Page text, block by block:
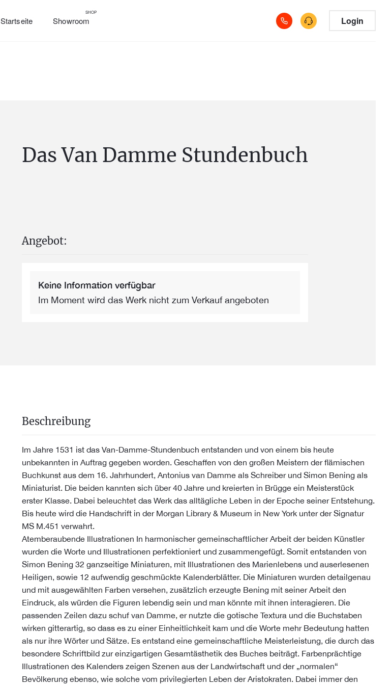
Startseite Showroom
SHOP
Login
Das Van Damme Stundenbuch
Angebot:
Keine Information verfügbar
Im Moment wird das Werk nicht zum Verkauf angeboten
Beschreibung
Im Jahre 1531 ist das Van-Damme-Stundenbuch entstanden und von einem bis heute
unbekannten in Auftrag gegeben worden. Geschaffen von den großen Meistern der flämischen
Buchkunst aus dem 16. Jahrhundert, Antonius van Damme als Schreiber und Simon Bening als
Miniaturist. Die beiden kannten sich über 40 Jahre und kreierten in Brügge ein Meisterstück
erster Klasse. Dabei beleuchtet das Werk das alltägliche Leben in der Epoche seiner Entstehung.
Bis heute wird die Handschrift in der Morgan Library & Museum in New York unter der Signatur
MS M.451 verwahrt.
Atemberaubende Illustrationen In harmonischer gemeinschaftlicher Arbeit der beiden Künstler
wurden die Worte und Illustrationen perfektioniert und zusammengefügt. Somit entstanden von
Simon Bening 32 ganzseitige Miniaturen, mit Illustrationen des Marienlebens und auserlesenen
Heiligen, sowie 12 aufwendig geschmückte Kalenderblätter. Die Miniaturen wurden detailgenau
und mit ausgewählten Farben versehen, zusätzlich erzeugte Bening mit seiner Arbeit den
Eindruck, als würden die Figuren lebendig sein und man könnte mit ihnen interagieren. Die
passenden Zeilen dazu schuf van Damme, er nutzte die gotische Textura und die Buchstaben
wirken gitterartig, so dass es zu einer Einheitlichkeit kam und die Worte mehr Bedeutung hatten
als nur ihre Wörter und Sätze. Es entstand eine gemeinschaftliche Meisterleistung, die durch das
besondere Schriftbild zur einzigartigen Gesamtästhetik des Buches beiträgt. Farbenprächtige
Illustrationen des Kalenders zeigen Szenen aus der Landwirtschaft und der „normalen“
Bevölkerung ebenso, wie solche vom privilegierten Leben der Aristokraten. Dabei immer den